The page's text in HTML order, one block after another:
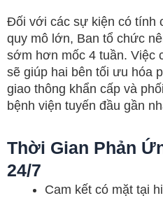
Đối với các sự kiện có tính
quy mô lớn, Ban tổ chức
sớm hơn mốc 4 tuần. Việc
sẽ giúp hai bên tối ưu hóa
giao thông khẩn cấp và
bệnh viện tuyến đầu gần
Thời Gian Phản
24/7
Cam kết có mặt tại